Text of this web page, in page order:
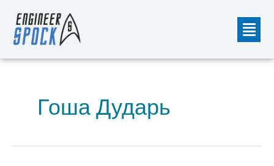
содержимому
Гоша Дударь